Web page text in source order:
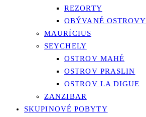
REZORTY
OBÝVANÉ OSTROVY
MAURÍCIUS
SEYCHELY
OSTROV MAHÉ
OSTROV PRASLIN
OSTROV LA DIGUE
ZANZIBAR
SKUPINOVÉ POBYTY